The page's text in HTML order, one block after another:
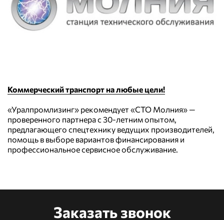
Коммерческий транспорт на любые цели!
«Уралпромлизинг» рекомендует «СТО Молния» —
проверенного партнера с 30-летним опытом,
предлагающего спецтехнику ведущих производителей,
помощь в выборе вариантов финансирования и
профессиональное сервисное обслуживание.
Заказать звонок